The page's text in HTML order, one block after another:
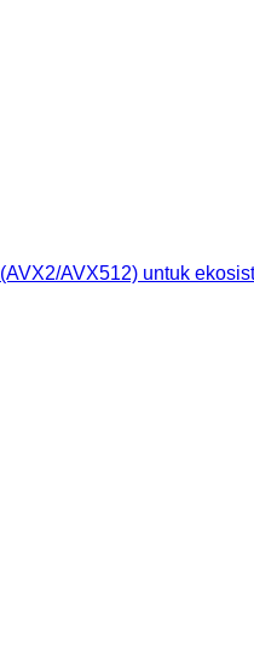
AVX512) untuk